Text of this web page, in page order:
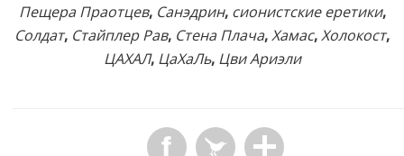
Пещера Праотцев, Санэдрин, сионистские еретики,
Солдат, Стайплер Рав, Стена Плача,Хамас,Холокост,
ЦАХАЛ, ЦаХаЛь, Цви Ариэли